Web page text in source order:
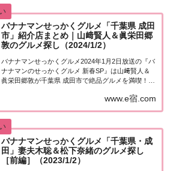
バナナマンせっかくグルメ「千葉県 成田
市」紹介店まとめ｜山﨑賢人＆眞栄田郷
敦のグルメ探し（2024/1/2）
バナナマンせっかくグルメ2024年1月2日放送の『バ
ナナマンのせっかくグルメ 新春SP』は山﨑賢人＆
眞栄田郷敦が千葉県 成田市で絶品グルメを満喫！紹
こちら！山﨑賢人＆眞栄田郷敦「千葉県 成田市」で
グルメ探し地元の人に「せっかくこの町に...
www.e宿.com
バナナマンせっかくグルメ「千葉県・成
田」妻夫木聡＆松下奈緒のグルメ探し
［前編］（2023/1/2）